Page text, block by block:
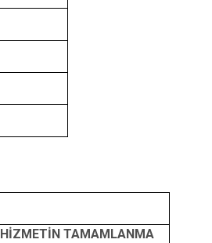
HİZMETİN TAMAMLANMA